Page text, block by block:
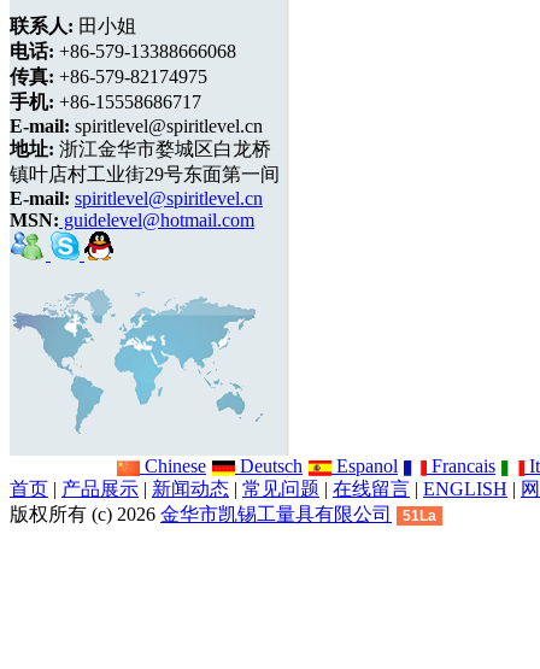
联系人: 田小姐
电话: +86-579-13388666068
传真: +86-579-82174975
手机: +86-15558686717
E-mail: spiritlevel@spiritlevel.cn
地址: 浙江金华市婺城区白龙桥
镇叶店村工业街29号东面第一间
E-mail: spiritlevel@spiritlevel.cn
MSN: guidelevel@hotmail.com
Chinese Deutsch Espanol Francais
首页 | 产品展示 | 新闻动态 | 常见问题 | 在线留言 | ENGLISH |
版权所有 (c) 2026 金华市凯锡工量具有限公司 51La